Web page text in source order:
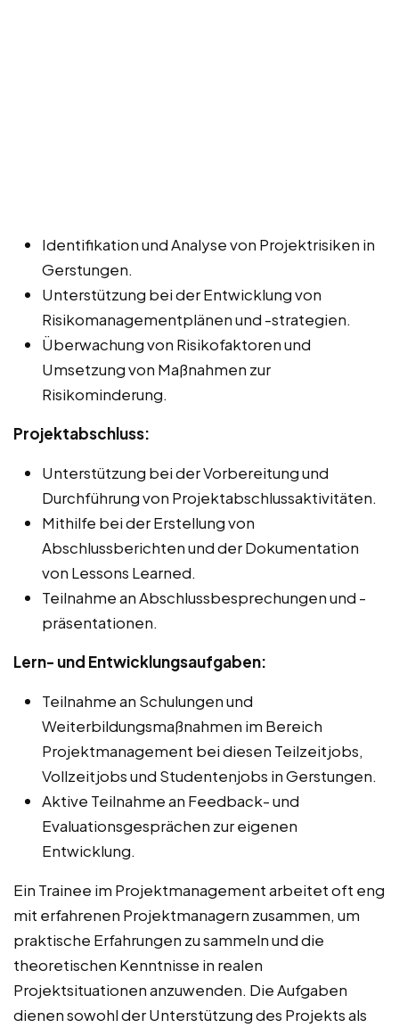
Identifikation und Analyse von Projektrisiken in
Gerstungen.
Unterstützung bei der Entwicklung von
Risikomanagementplänen und -strategien.
Überwachung von Risikofaktoren und
Umsetzung von Maßnahmen zur
Risikominderung.
Projektabschluss:
Unterstützung bei der Vorbereitung und
Durchführung von Projektabschlussaktivitäten.
Mithilfe bei der Erstellung von
Abschlussberichten und der Dokumentation
von Lessons Learned.
Teilnahme an Abschlussbesprechungen und -
präsentationen.
Lern- und Entwicklungsaufgaben:
Teilnahme an Schulungen und
Weiterbildungsmaßnahmen im Bereich
Projektmanagement bei diesen Teilzeitjobs,
Vollzeitjobs und Studentenjobs in Gerstungen.
Aktive Teilnahme an Feedback- und
Evaluationsgesprächen zur eigenen
Entwicklung.
Ein Trainee im Projektmanagement arbeitet oft eng
mit erfahrenen Projektmanagern zusammen, um
praktische Erfahrungen zu sammeln und die
theoretischen Kenntnisse in realen
Projektsituationen anzuwenden. Die Aufgaben
dienen sowohl der Unterstützung des Projekts als